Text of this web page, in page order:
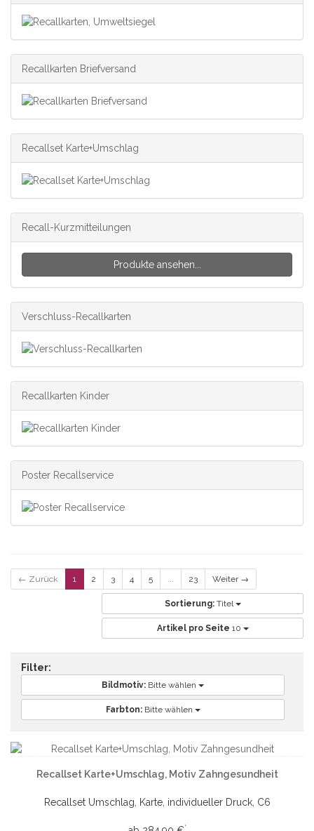
Recallkarten Briefversand
Recallset Karte+Umschlag
Recall-Kurzmitteilungen
Produkte ansehen...
Verschluss-Recallkarten
Recallkarten Kinder
Poster Recallservice
← Zurück 1 2 3 4 5 ... 23 Weiter →
Sortierung: Titel
Artikel pro Seite 10
Filter:
Bildmotiv: Bitte wählen
Farbton: Bitte wählen
Recallset Karte+Umschlag, Motiv Zahngesundheit
Recallset Umschlag, Karte, individueller Druck, C6
*